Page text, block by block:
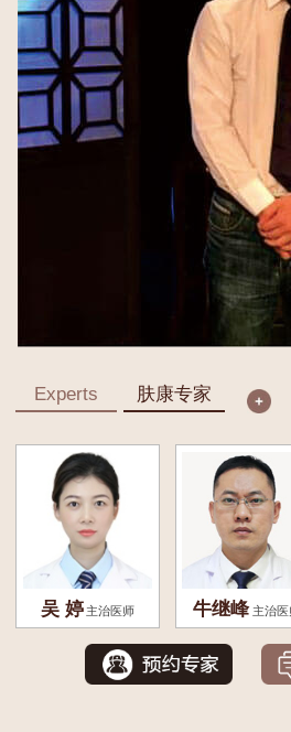
Experts 肤康专家
吴 婷 主治医师 牛继峰 主治医